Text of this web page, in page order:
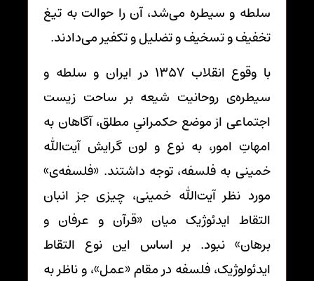
سلطه و سیطره می‌شد، آن را حوالت به تیغ
تخفیف و تسخیف و تضلیل و تکفیر می‌دادند.
با وقوع انقلاب 1357 در ایران و سلطه و
سیطره‌ی روحانیت شیعه بر ساحت زیست
اجتماعی از موضع حکمرانیِ مطلق، آگاهان به
امهاتِ امور، به نوع و لون گرایش آیت‌الله
خمینی به فلسفه، توجه داشتند. «فلسفه‌ی»
مورد نظر آیت‌الله خمینی، چیزی جز انبان
التقاط ایدئوژیک میان «قرآن و عرفان و
برهان» نبود. بر اساس این نوع التقاط
ایدئولوژیک، فلسفه در مقام «عمل»، و ناظر به